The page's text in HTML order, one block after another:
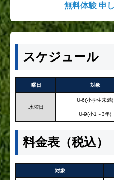
無料体験 申
スケジュール
曜日 対象
水曜日
U-6(小学生未満)
U-9(小1～3年)
料金表（税込）
対象